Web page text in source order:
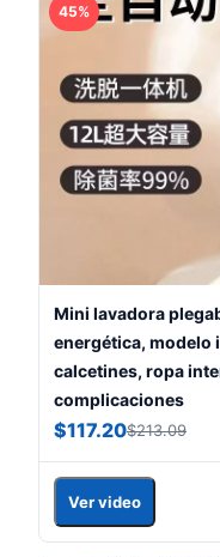
45%
Mini lavadora
energética, modelo
calcetines, ropa
complicaciones
$117.20$213.09
Ver video